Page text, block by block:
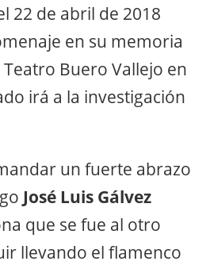
22 de abril de 2018
en su memoria
Buero Vallejo en
irá a la investigación
un fuerte abrazo
José Luis Gálvez
que se fue al otro
llevando el flamenco